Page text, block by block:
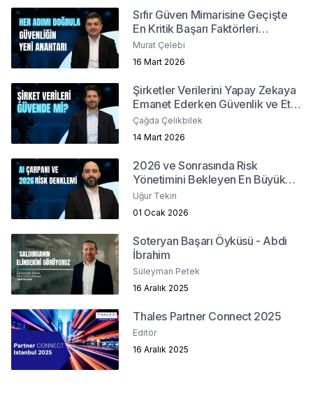
Sıfır Güven Mimarisine Geçişte
En Kritik Başarı Faktörleri
Nelerdir?
Murat Çelebi
16 Mart 2026
Şirketler Verilerini Yapay Zekaya
Emanet Ederken Güvenlik ve Etik
Sınırlarını Nasıl Belirler?
Çağda Çelikbilek
14 Mart 2026
2026 ve Sonrasında Risk
Yönetimini Bekleyen En Büyük
Meydan Okuma Nedir?
Uğur Tekin
01 Ocak 2026
Soteryan Başarı Öyküsü - Abdi
İbrahim
Süleyman Petek
16 Aralık 2025
Thales Partner Connect 2025
Editör
16 Aralık 2025